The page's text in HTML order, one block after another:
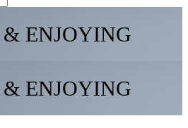
ENJOYING
ENJOYING